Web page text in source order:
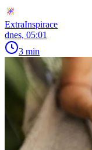
ExtraInspirace
dnes, 05:01
3 min